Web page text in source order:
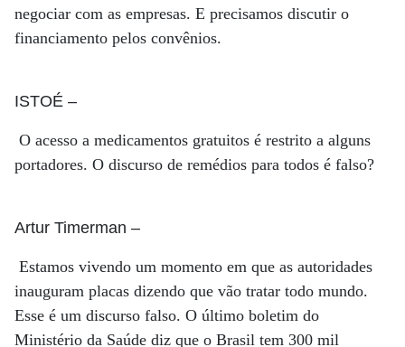
negociar com as empresas. E precisamos discutir o
financiamento pelos convênios.
ISTOÉ –
O acesso a medicamentos gratuitos é restrito a alguns
portadores. O discurso de remédios para todos é falso?
Artur Timerman –
Estamos vivendo um momento em que as autoridades
inauguram placas dizendo que vão tratar todo mundo.
Esse é um discurso falso. O último boletim do
Ministério da Saúde diz que o Brasil tem 300 mil